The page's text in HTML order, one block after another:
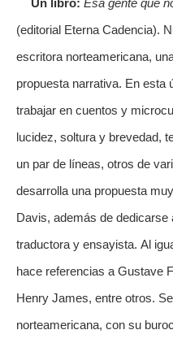
Un libro: Esa gente que
(editorial Eterna Cadencia).
escritora norteamericana,
propuesta narrativa. En esta
trabajar en cuentos y
lucidez, soltura y brevedad,
un par de líneas, otros de
desarrolla una propuesta
Davis, además de
traductora y ensayista. Al
hace referencias a Gustave
Henry James, entre otros.
norteamericana, con su